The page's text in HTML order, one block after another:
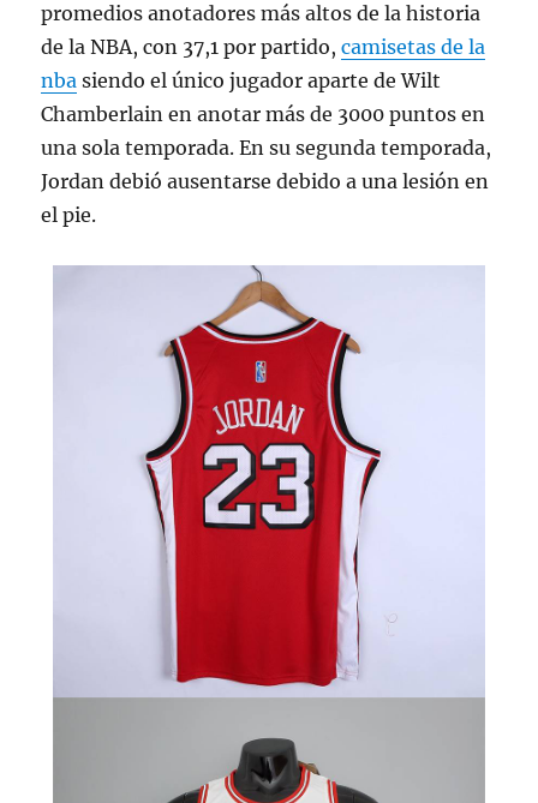
promedios anotadores más altos de la historia
de la NBA, con 37,1 por partido,camisetas de la
nba siendo el único jugador aparte de Wilt
Chamberlain en anotar más de 3000 puntos en
una sola temporada. En su segunda temporada,
Jordan debió ausentarse debido a una lesión en
el pie.